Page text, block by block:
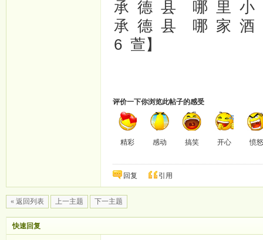
承 德 县 哪 里 小
承 德 县 哪 家 酒
6 萱】
评价一下你浏览此帖子的感受
精彩 感动 搞笑 开心 愤怒
回复 引用
« 返回列表 上一主题 下一主题
快速回复